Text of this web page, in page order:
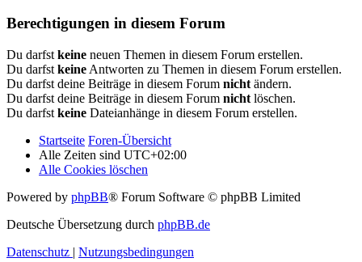
Berechtigungen in diesem Forum
Du darfst keine neuen Themen in diesem Forum erstellen.
Du darfst keine Antworten zu Themen in diesem Forum erstellen.
Du darfst deine Beiträge in diesem Forum nicht ändern.
Du darfst deine Beiträge in diesem Forum nicht löschen.
Du darfst keine Dateianhänge in diesem Forum erstellen.
Startseite Foren-Übersicht
Alle Zeiten sind UTC+02:00
Alle Cookies löschen
Powered by phpBB® Forum Software © phpBB Limited
Deutsche Übersetzung durch phpBB.de
Datenschutz | Nutzungsbedingungen